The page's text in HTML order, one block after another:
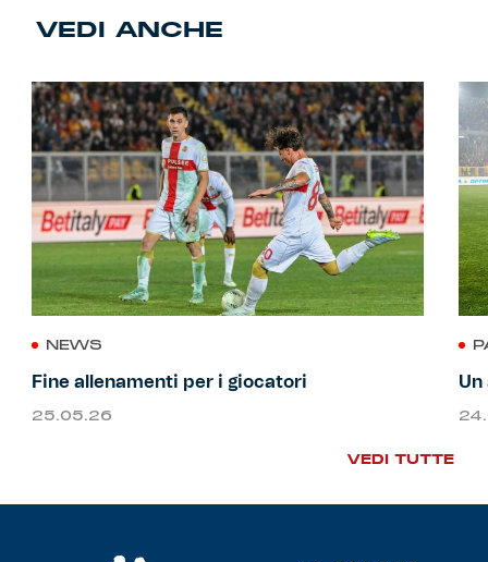
VEDI ANCHE
NEWS
Fine allenamenti per i giocatori
25.05.26
Un
VEDI TUTTE